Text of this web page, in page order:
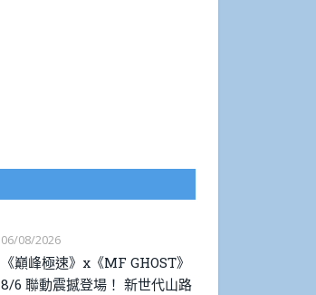
06/08/2026
《巔峰極速》x《MF GHOST》
8/6 聯動震撼登場！ 新世代山路